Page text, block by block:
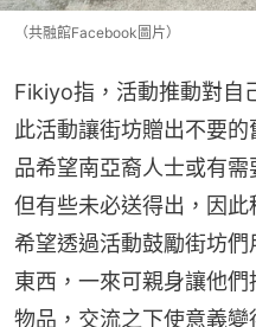
（共融館Facebook圖片）
Fikiyo指，活動推動對自
此活動讓街坊贈出不要
品希望南亞裔人士或有需
但有些未必送得出，因
希望透過活動鼓勵街坊
東西，一來可親身讓他
物品，交流之下使意義